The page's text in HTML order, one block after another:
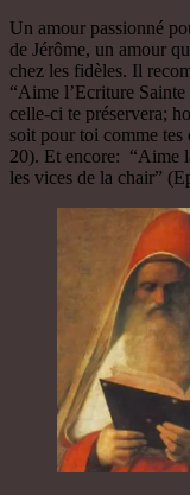
Un amour passionné
de Jérôme, un amour
chez les fidèles. Il
“Aime l’Ecriture Sainte
celle-ci te préservera;
soit pour toi comme tes
20). Et encore: “Aime
les vices de la chair”